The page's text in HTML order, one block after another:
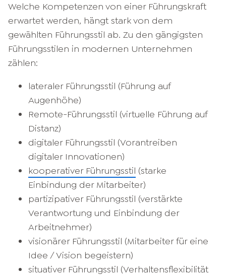
Welche Kompetenzen von einer Führungskraft
erwartet werden, hängt stark von dem
gewählten Führungsstil ab. Zu den gängigsten
Führungsstilen in modernen Unternehmen
zählen:
lateraler Führungsstil (Führung auf
Augenhöhe)
Remote-Führungsstil (virtuelle Führung auf
Distanz)
digitaler Führungsstil (Vorantreiben
digitaler Innovationen)
kooperativer Führungsstil (starke
Einbindung der Mitarbeiter)
partizipativer Führungsstil (verstärkte
Verantwortung und Einbindung der
Arbeitnehmer)
visionärer Führungsstil (Mitarbeiter für eine
Idee / Vision begeistern)
situativer Führungsstil (Verhaltensflexibilität